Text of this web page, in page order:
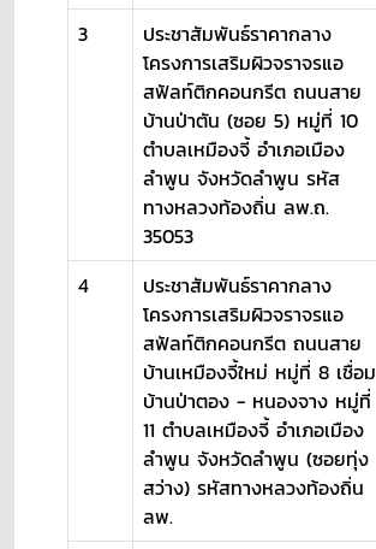
3
ประชาสัมพันธ์ราคากลาง
โครงการเสริมผิวจราจรแอ
สฟัลท์ติกคอนกรีต ถนนสาย
บ้านป่าตัน (ซอย 5) หมู่ที่ 10
ตำบลเหมืองจี้ อำเภอเมือง
ลำพูน จังหวัดลำพูน รหัส
ทางหลวงท้องถิ่น ลพ.ถ.
35053
4
ประชาสัมพันธ์ราคากลาง
โครงการเสริมผิวจราจรแอ
สฟัลท์ติกคอนกรีต ถนนสาย
บ้านเหมืองจี้ใหม่ หมู่ที่ 8 เชื่อม
บ้านป่าตอง - หนองจาง หมู่ที่
11 ตำบลเหมืองจี้ อำเภอเมือง
ลำพูน จังหวัดลำพูน (ซอยทุ่ง
สว่าง) รหัสทางหลวงท้องถิ่น
ลพ.